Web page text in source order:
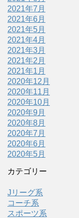
2021年7月
2021年6月
2021年5月
2021年4月
2021年3月
2021年2月
2021年1月
2020年12月
2020年11月
2020年10月
2020年9月
2020年8月
2020年7月
2020年6月
2020年5月
カテゴリー
Jリーグ系
コーチ系
スポーツ系